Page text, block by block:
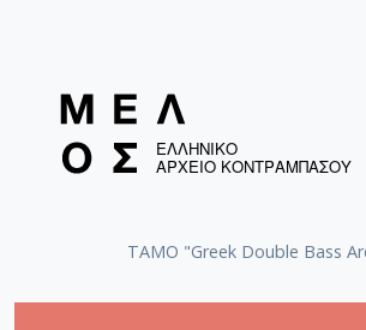
ΤΑΜΟ "Greek Double Bass